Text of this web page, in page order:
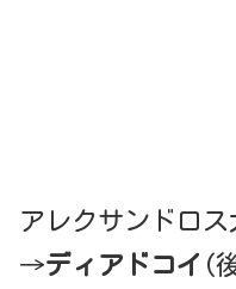
アレクサンドロス
→ディアドコイ (